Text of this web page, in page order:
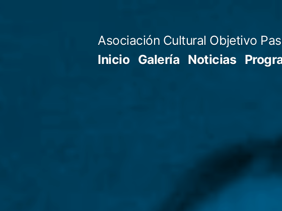
Asociación Cultural Objetivo
Inicio Galería Noticias